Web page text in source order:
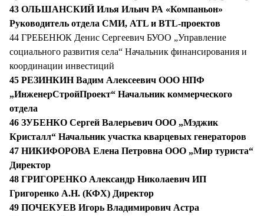
43 ОЛЬШАНСКИЙ Илья Ильич РА «Компаньон»
Руководитель отдела СМИ, ATL и BTL-проектов
44 ГРЕБЕНЮК Денис Сергеевич БУОО „Управление
социального развития села“ Начальник финансирования и
координации инвестиций
45 РЕЗИНКИН Вадим Алексеевич ООО НПФ
„ИнженерСтройПроект“ Начальник коммерческого
отдела
46 ЗУБЕНКО Сергей Валерьевич ООО „Мэджик
Кристалл“ Начальник участка кварцевых генераторов
47 НИКИФОРОВА Елена Петровна ООО „Мир туриста“
Директор
48 ГРИГОРЕНКО Александр Николаевич ИП
Григоренко А.Н. (КФХ) Директор
49 ПОЧЕКУЕВ Игорь Владимирович Астра